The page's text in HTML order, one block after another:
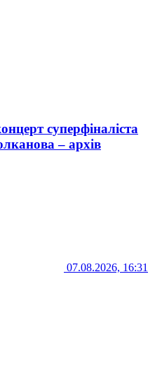
суперфіналіста
– архів
07.08.2026, 16:31